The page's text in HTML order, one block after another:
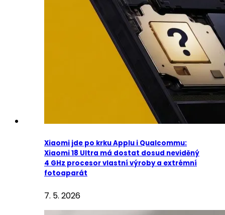
Xiaomi jde po krku Applu i Qualcommu:
Xiaomi 18 Ultra má dostat dosud neviděný
4 GHz procesor vlastní výroby a extrémní
fotoaparát
7. 5. 2026